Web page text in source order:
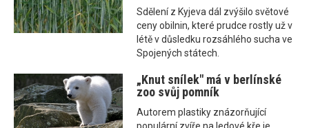
Sdělení z Kyjeva dál zvýšilo světové
ceny obilnin, které prudce rostly už v
létě v důsledku rozsáhlého sucha ve
Spojených státech.
„Knut snílek" má v berlínské
zoo svůj pomník
Autorem plastiky znázorňující